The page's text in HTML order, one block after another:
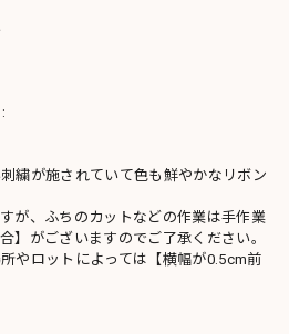
繍が施されていて色も鮮やかなリボン
が、ふちのカットなどの作業は手作業
】がございますのでご了承ください。
やロットによっては【横幅が0.5cm前